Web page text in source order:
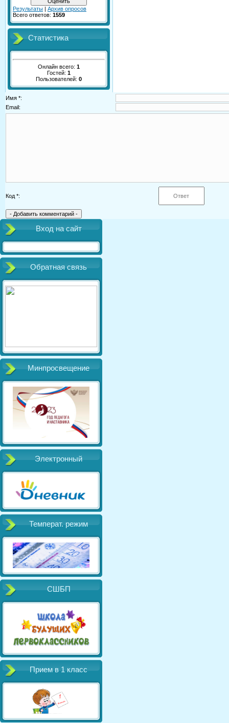
Результаты | Архив опросов
Всего ответов: 1559
Статистика
Онлайн всего: 1
Гостей: 1
Пользователей: 0
Имя *:
Email:
Код *:
Вход на сайт
Обратная связь
Минпросвещение
Электронный
Температ. режим
СШБП
Прием в 1 класс